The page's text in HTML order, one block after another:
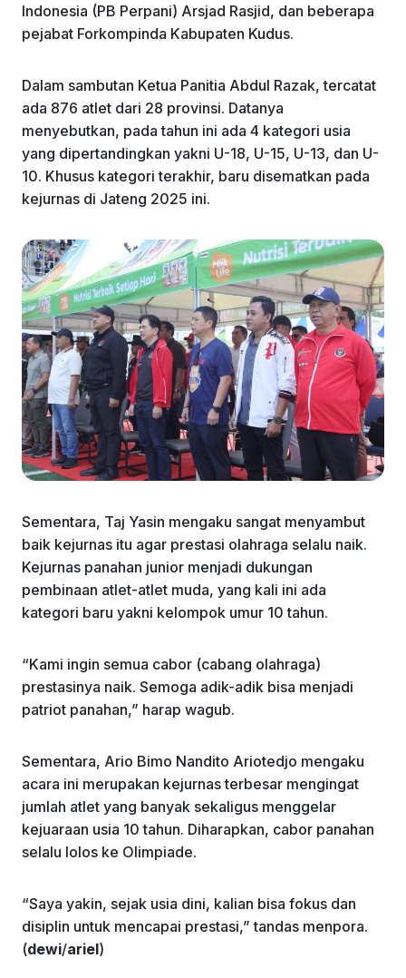
Indonesia (PB Perpani) Arsjad Rasjid, dan beberapa
pejabat Forkompinda Kabupaten Kudus.
Dalam sambutan Ketua Panitia Abdul Razak, tercatat
ada 876 atlet dari 28 provinsi. Datanya
menyebutkan, pada tahun ini ada 4 kategori usia
yang dipertandingkan yakni U-18, U-15, U-13, dan U-
10. Khusus kategori terakhir, baru disematkan pada
kejurnas di Jateng 2025 ini.
Sementara, Taj Yasin mengaku sangat menyambut
baik kejurnas itu agar prestasi olahraga selalu naik.
Kejurnas panahan junior menjadi dukungan
pembinaan atlet-atlet muda, yang kali ini ada
kategori baru yakni kelompok umur 10 tahun.
“Kami ingin semua cabor (cabang olahraga)
prestasinya naik. Semoga adik-adik bisa menjadi
patriot panahan,” harap wagub.
Sementara, Ario Bimo Nandito Ariotedjo mengaku
acara ini merupakan kejurnas terbesar mengingat
jumlah atlet yang banyak sekaligus menggelar
kejuaraan usia 10 tahun. Diharapkan, cabor panahan
selalu lolos ke Olimpiade.
“Saya yakin, sejak usia dini, kalian bisa fokus dan
disiplin untuk mencapai prestasi,” tandas menpora.
(dewi/ariel)